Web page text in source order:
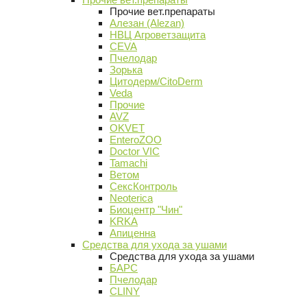
Прочие вет.препараты
Алезан (Alezan)
НВЦ Агроветзащита
CEVA
Пчелодар
Зорька
Цитодерм/CitoDerm
Veda
Прочие
AVZ
OKVET
EnteroZOO
Doctor VIC
Tamachi
Ветом
СексКонтроль
Neoterica
Биоцентр "Чин"
KRKA
Апиценна
Средства для ухода за ушами
Средства для ухода за ушами
БАРС
Пчелодар
CLINY